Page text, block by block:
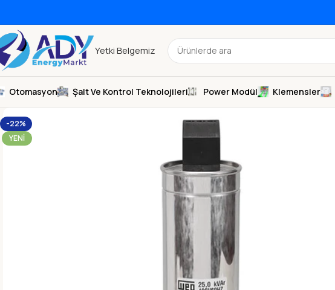
Yetki Belgemiz
Otomasyon Şalt Ve Kontrol Teknolojileri Power Modül Klemensler
-22%
YENI